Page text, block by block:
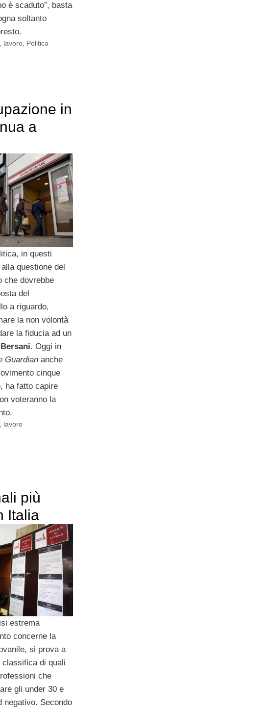
è scaduto”, basta
soltanto
, lavoro, Politica
in
a
in questi
questione del
che dovrebbe
del
a riguardo,
la non volontà
la fiducia ad un
Bersani. Oggi in
Guardiananche
cinque
, ha fatto capire
voteranno la
lavoro
più
Italia
estrema
concerne la
si prova a
classifica di quali
che
gli under 30 e
negativo. Secondo